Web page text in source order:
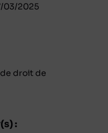
03/2025
droit de
: